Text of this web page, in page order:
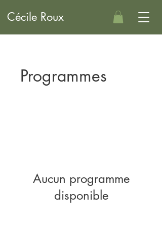
Cécile Roux
Programmes
Aucun programme
disponible